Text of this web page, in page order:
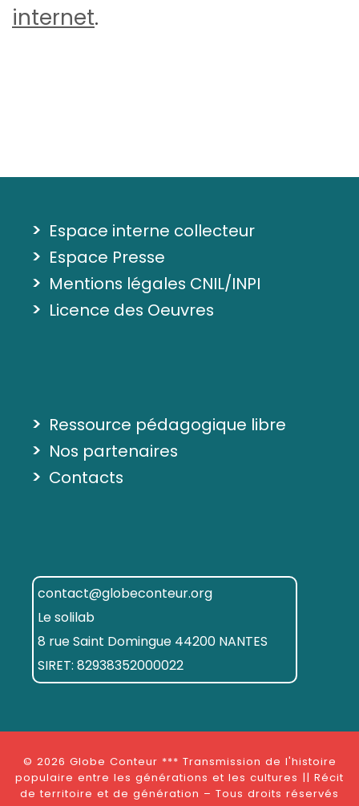
internet.
> Espace interne collecteur
> Espace Presse
> Mentions légales CNIL/INPI
> Licence des Oeuvres
> Ressource pédagogique libre
> Nos partenaires
> Contacts
contact@globeconteur.org
Le solilab
8 rue Saint Domingue 44200 NANTES
SIRET: 82938352000022
© 2026 Globe Conteur *** Transmission de l'histoire
populaire entre les générations et les cultures || Récit
de territoire et de génération – Tous droits réservés